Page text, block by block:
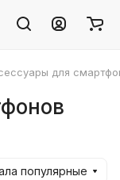
для
популярные